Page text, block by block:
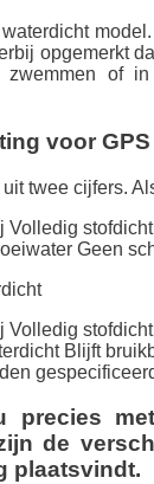
opgemerkt
of
voor
twee cijfers.
Volledig
Geen
Volledig
Blijft
precies
de
plaatsvindt.